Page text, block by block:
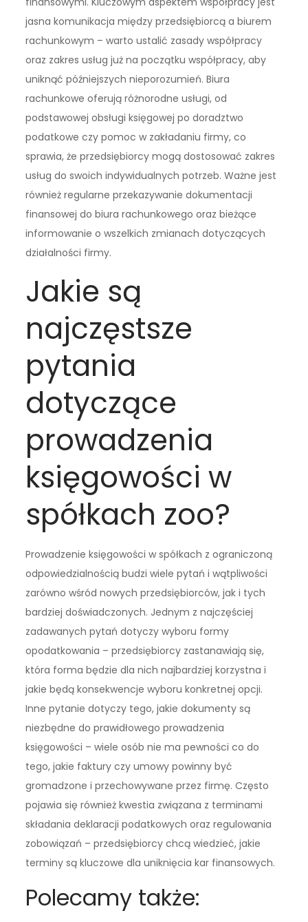
jasna komunikacja między przedsiębiorcą a biurem
rachunkowym – warto ustalić zasady współpracy
oraz zakres usług już na początku współpracy, aby
uniknąć późniejszych nieporozumień. Biura
rachunkowe oferują różnorodne usługi, od
podstawowej obsługi księgowej po doradztwo
podatkowe czy pomoc w zakładaniu firmy, co
sprawia, że przedsiębiorcy mogą dostosować zakres
usług do swoich indywidualnych potrzeb. Ważne jest
również regularne przekazywanie dokumentacji
finansowej do biura rachunkowego oraz bieżące
informowanie o wszelkich zmianach dotyczących
działalności firmy.
Jakie są
najczęstsze
pytania
dotyczące
prowadzenia
księgowości w
spółkach zoo?
Prowadzenie księgowości w spółkach z ograniczoną
odpowiedzialnością budzi wiele pytań i wątpliwości
zarówno wśród nowych przedsiębiorców, jak i tych
bardziej doświadczonych. Jednym z najczęściej
zadawanych pytań dotyczy wyboru formy
opodatkowania – przedsiębiorcy zastanawiają się,
która forma będzie dla nich najbardziej korzystna i
jakie będą konsekwencje wyboru konkretnej opcji.
Inne pytanie dotyczy tego, jakie dokumenty są
niezbędne do prawidłowego prowadzenia
księgowości – wiele osób nie ma pewności co do
tego, jakie faktury czy umowy powinny być
gromadzone i przechowywane przez firmę. Często
pojawia się również kwestia związana z terminami
składania deklaracji podatkowych oraz regulowania
zobowiązań – przedsiębiorcy chcą wiedzieć, jakie
terminy są kluczowe dla uniknięcia kar finansowych.
Polecamy także: